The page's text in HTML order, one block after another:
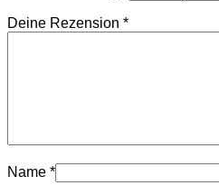
Deine Rezension *
Name *